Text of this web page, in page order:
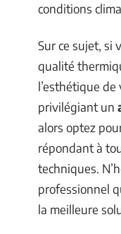
conditions
Sur ce sujet, si
qualité
l’esthétique
privilégiant un
alors optez
répondant à
techniques.
professionnel
la meilleure